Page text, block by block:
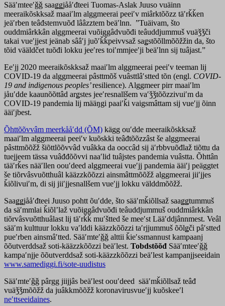
Sääʹmteeʹǧǧ saaǥǥjååʹđteei Tuomas-Aslak Juuso vuäinn
meeraikõskksaž maaiʹlm alggmeerai peeiʹv miârktõõzz täʹrǩǩen
jeäʹrben teâđstemvuõđ lââzztem beäʹlnn. ”Tuäivam, što
ouddmiârkkân alggmeerai vuõiggâdvuõđi teâuddjummuš vuäǯǯči
takai vueʹjjest jeänab sââʹj juõʹǩǩpeivvsaž saǥstõõllmõõžžin da, što
tõid vääldčet tuõđi lokku jeeʹres toiʹmmjeeʹji beäʹlnn sij tuâjast.”
Eeʹjj 2020 meeraikõskksaž maaiʹlm alggmeerai peeiʹv teeman lij
COVID-19 da alggmeerai pâsttmõš vuâsttlâʹstted tõn (engl. COVID-
19 and indigenous peoples’resilience). Alggmeer pirr maaiʹlm
jåuʹdde kaaunõõttâd arǥstes jeeʹresnallšem vaʹǯǯtõõzzivuiʹm da
COVID-19 pandemia lij määŋgi paaiʹǩi vaigsmâttam sij vueʹjj õinn
ääiʹjbest.
Õhttõõvvâm meerkååʹdd (ÕM) kägg ouʹdde meeraikõskksaž
maaiʹlm alggmeerai peeiʹv kuõskki teâđtõõzzâst še alggmeerai
pâsttmõõžž šiõttlõõvvâd vuâkka da ooccâd sij äʹrbbvuõđlaž tiõttu da
tuejjeem tässa vuâđđõõvvi naaʹlid tuâjstes pandemia vuâstta. Õhttân
tääʹrǩes nääʹllen oouʹdeed alggmeerai vueʹjj pandemia ääiʹj peäggtet
še tiõrvâsvuõtthuâl kääzzkõõzzi ainsmâttmõõžž alggmeerai jiiʹjjes
ǩiõlivuiʹm, di sij jiiʹjjesnallšem vueʹjj lokku välddmõõžž.
Saaǥǥjååʹđteei Juuso pohtt õuʹdde, što sääʹmǩiõllsaž saaǥǥtummuš
da säʹmmlai ǩiõlʼlaž vuõiggâdvuõđi teâuddjummuš ouddmiârkkân
tiõrvâsvuõtthuâlast lij täʹrǩǩ muʹštted še meeʹst Lääʹddjânnmest. Veâl
sääʹm kulttuur lokku vaʹlddi kääzzkõõzzi taʹrjjummuš õõlǥči pâʹstted
pueʹrben ainsmâʹtted. Sääʹmteʹǧǧ alttii ǩieʹssmannust kampaanj
õõutverddsaž soti-kääzzkõõzzi beäʹlest. Tobdstõõđ Sääʹmteeʹǧǧ
kampaʹnjje õõutverddsaž soti-kääzzkõõzzi beäʹlest kampanjjseeidain
www.samediggi.fi/sote-uudistus
Sääʹmteʹǧǧ pârgg jiijjâs beäʹlest oouʹdeed sääʹmǩiõllsaž teâđ
vuäǯǯmõõžž da juâkkmõõžž koronavirusvueʹjj kuõskeeʹl
neʹttseeidaines.